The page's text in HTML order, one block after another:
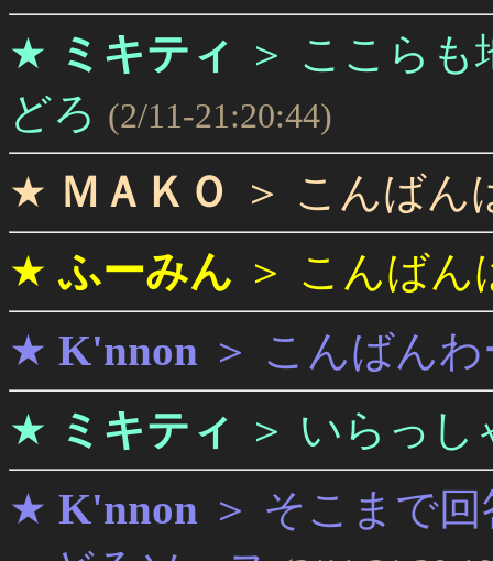
★ ミキティ ＞ ここらも
どろ (2/11-21:20:44)
★ ＭＡＫＯ ＞ こんばん
★ふーみん ＞ こんばん
★ K'nnon ＞ こんばんわ
★ ミキティ ＞ いらっし
★ K'nnon ＞ そこまで